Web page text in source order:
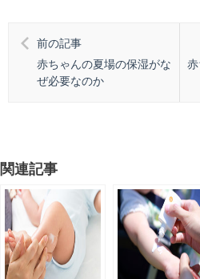
前の記事
赤ちゃんの夏場の保湿がな
ぜ必要なのか
関連記事